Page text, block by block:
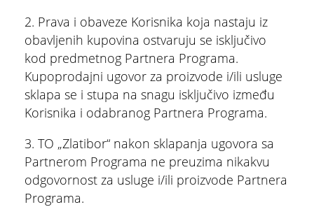
2. Prava i obaveze Korisnika koja nastaju iz
obavljenih kupovina ostvaruju se isključivo
kod predmetnog Partnera Programa.
Kupoprodajni ugovor za proizvode i/ili usluge
sklapa se i stupa na snagu isključivo između
Korisnika i odabranog Partnera Programa.
3. TO „Zlatibor“ nakon sklapanja ugovora sa
Partnerom Programa ne preuzima nikakvu
odgovornost za usluge i/ili proizvode Partnera
Programa.